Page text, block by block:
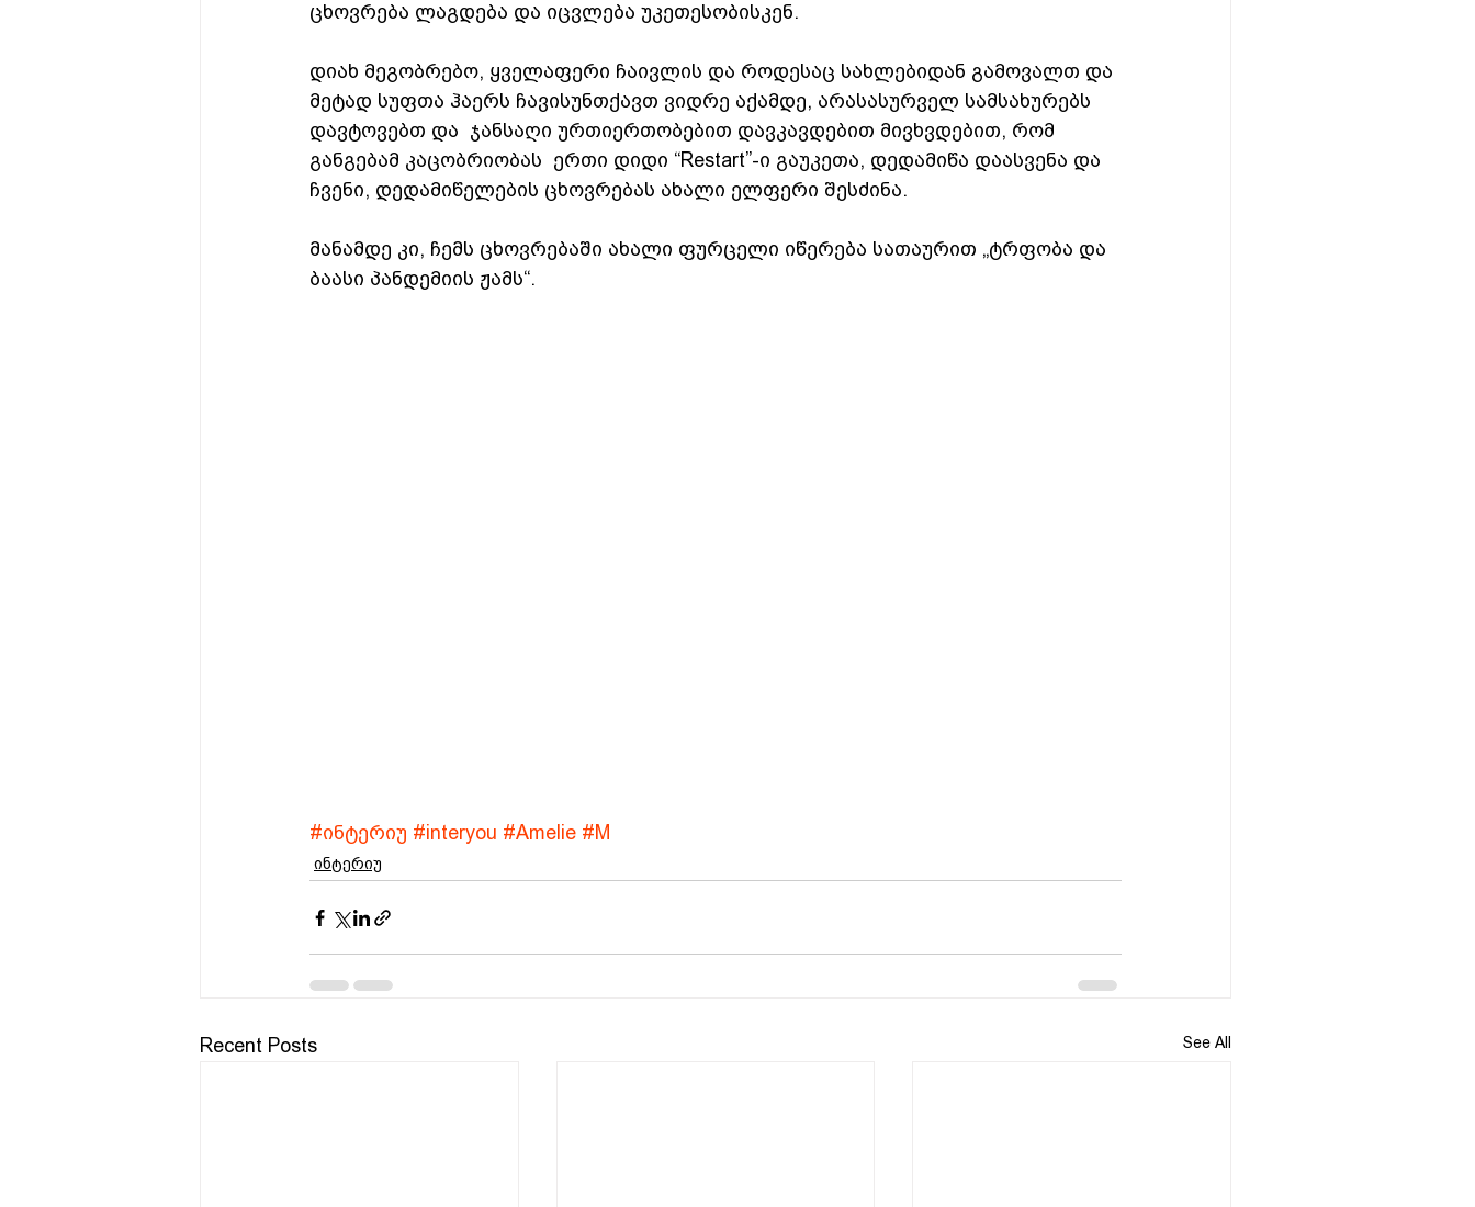
ცხოვრება ლაგდება და იცვლება უკეთესობისკენ.
დიახ მეგობრებო, ყველაფერი ჩაივლის და როდესაც სახლებიდან გამოვალთ და
მეტად სუფთა ჰაერს ჩავისუნთქავთ ვიდრე აქამდე, არასასურველ სამსახურებს
დავტოვებთ და  ჯანსაღი ურთიერთობებით დავკავდებით მივხვდებით, რომ
განგებამ კაცობრიობას  ერთი დიდი “Restart”-ი გაუკეთა, დედამიწა დაასვენა და
ჩვენი, დედამიწელების ცხოვრებას ახალი ელფერი შესძინა.
მანამდე კი, ჩემს ცხოვრებაში ახალი ფურცელი იწერება სათაურით „ტრფობა და
ბაასი პანდემიის ჟამს“.
#ინტერიუ #interyou #Amelie #M
ინტერიუ
Recent Posts See All